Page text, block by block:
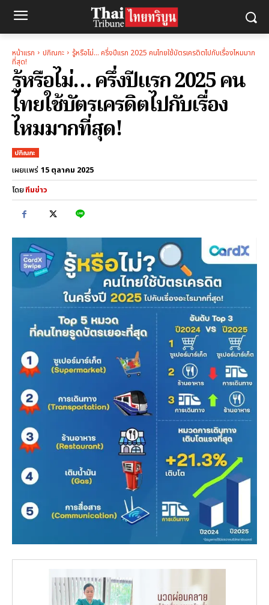
หน้าแรก ปกิณกะ
รู้หรือไม่… ครึ่งปีแรก 2025 คนไทยใช้บัตรเครดิตไปกับเรื่องไหมมาก
ที่สุด!
รู้หรือไม่… ครึ่งปีแรก 2025 คน
ไทยใช้บัตรเครดิตไปกับเรื่อง
ไหมมากที่สุด!
ปกิณกะ
เผยแพร่ 15 ตุลาคม 2025
โดยทีมข่าว